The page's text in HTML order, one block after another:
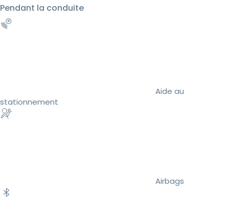
Pendant la conduite
Aide au
stationnement
Airbags